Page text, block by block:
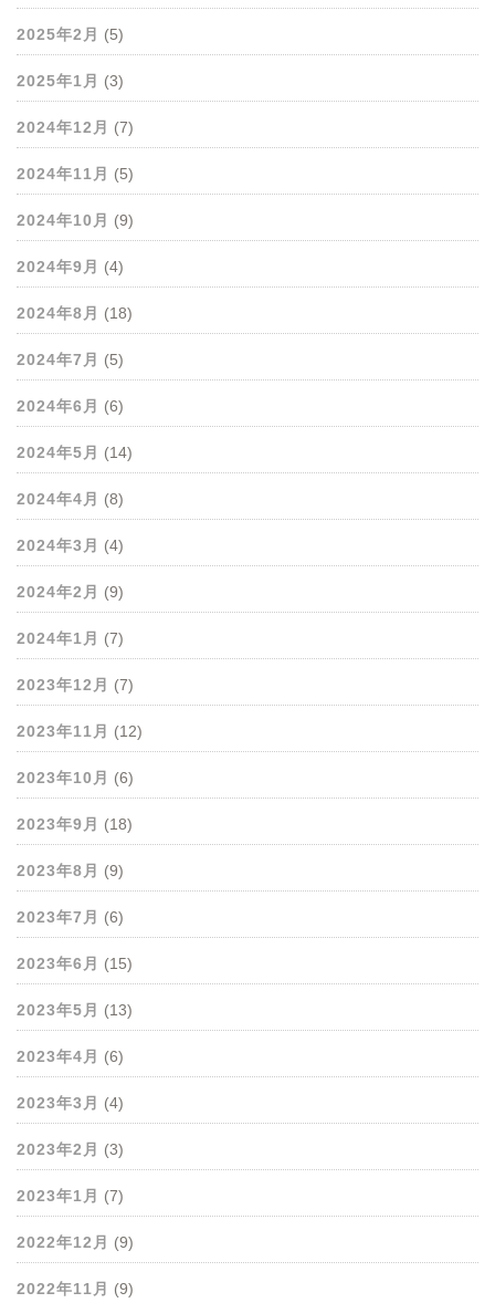
2025年2月 (5)
2025年1月 (3)
2024年12月 (7)
2024年11月 (5)
2024年10月 (9)
2024年9月 (4)
2024年8月 (18)
2024年7月 (5)
2024年6月 (6)
2024年5月 (14)
2024年4月 (8)
2024年3月 (4)
2024年2月 (9)
2024年1月 (7)
2023年12月 (7)
2023年11月 (12)
2023年10月 (6)
2023年9月 (18)
2023年8月 (9)
2023年7月 (6)
2023年6月 (15)
2023年5月 (13)
2023年4月 (6)
2023年3月 (4)
2023年2月 (3)
2023年1月 (7)
2022年12月 (9)
2022年11月 (9)